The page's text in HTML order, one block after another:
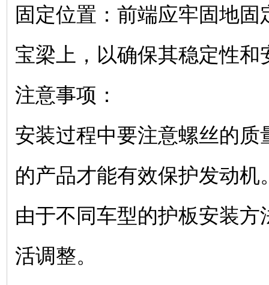
固定位置‌：前端应牢固地
宝梁上，以确保其稳定性和
‌注意事项‌：
安装过程中要注意螺丝的
的产品才能有效保护发动机‌
由于不同车型的护板安装
活调整‌。